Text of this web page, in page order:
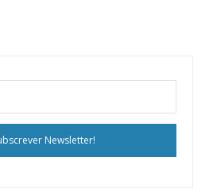
Newsletter!